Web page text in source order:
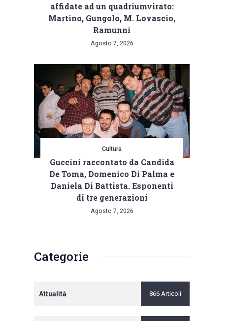
affidate ad un quadriumvirato:
Martino, Gungolo, M. Lovascio,
Ramunni
Agosto 7, 2026
Cultura
Guccini raccontato da Candida
De Toma, Domenico Di Palma e
Daniela Di Battista. Esponenti
di tre generazioni
Agosto 7, 2026
Categorie
Attualità 866 Articoli